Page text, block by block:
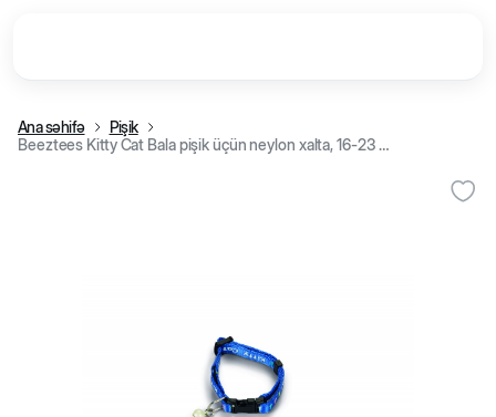
Ana səhifə
Pişik
Beeztees Kitty Cat Bala pişik üçün neylon xalta, 16-23 sm/ 8 mm (Göy)